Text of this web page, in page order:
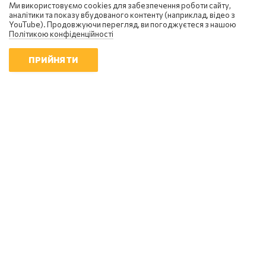
Ми використовуємо cookies для забезпечення роботи сайту,
аналітики та показу вбудованого контенту (наприклад, відео з
YouTube). Продовжуючи перегляд, ви погоджуєтеся з нашою
Політикою конфіденційності
ПРИЙНЯТИ